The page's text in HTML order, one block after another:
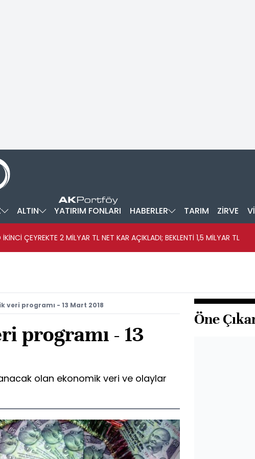
ALTIN YATIRIM FONLARI HABERLER TARIM ZİRVE
ÇEYREKTE 2 MİLYAR TL NET KAR AÇIKLADI; BEKLENTİ 1,5 MİLYAR TL
veri programı - 13 Mart 2018
programı - 13
olan ekonomik veri ve olaylar
Öne